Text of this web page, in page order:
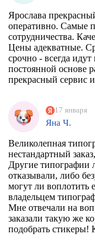
Ярослава
оперативно. Самые
сотрудничества.
Цены адекватные.
срочно - всегда
постоянной основе
прекрасный сервис
17 января
Яна Ч.
Великолепная
нестандартный
Другие типографии
отказывали, либо
могут ли воплотить
владельцем
Мне отвечали на
заказали такую же
подобрать стикеры!